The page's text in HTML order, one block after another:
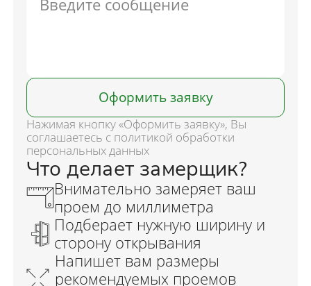
Оформить заявку
Нажимая кнопку «Оформить заявку», Вы
соглашаетесь с политикой обработки
персональных данных